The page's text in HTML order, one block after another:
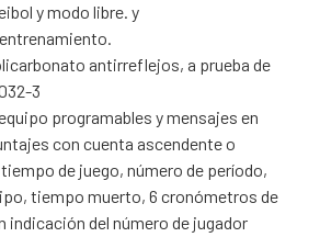
y modo libre. y
antirreflejos, a prueba de
3
programables y mensajes en
con cuenta ascendente o
de juego, número de período,
tiempo muerto, 6 cronómetros de
indicación del número de jugador